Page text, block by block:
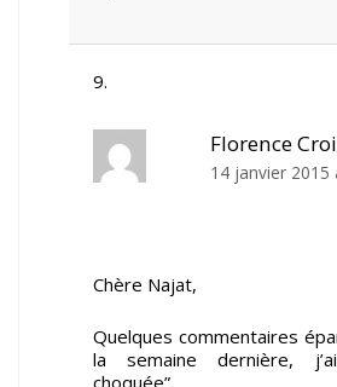
Florence
14 janvier 2015
Chère Najat,
Quelques commentaires
la semaine dernière,
choquée”.